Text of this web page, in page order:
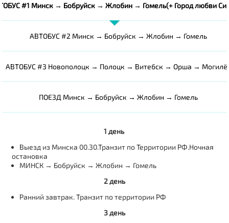
#1 Минск → Бобруйск → Жлобин → Гомель(+ Город любви
АВТОБУС #2 Минск → Бобруйск → Жлобин → Гомель
АВТОБУС #3 Новополоцк → Полоцк → Витебск → Орша →
ПОЕЗД Минск → Бобруйск → Жлобин → Гомель
1 день
Выезд из Минска 00.30.Транзит по Территории РФ.Ночная
остановка
МИНСК → Бобруйск → Жлобин → Гомель
2 день
Ранний завтрак. Транзит по территории РФ
3 день